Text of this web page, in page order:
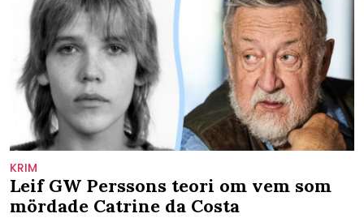
KRIM
Leif GW Perssons teori om vem som
mördade Catrine da Costa